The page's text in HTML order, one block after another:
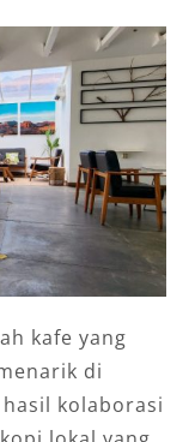
kafe yang
di
kolaborasi